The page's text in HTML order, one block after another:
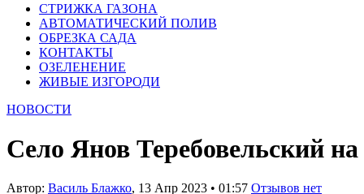
СТРИЖКА ГАЗОНА
АВТОМАТИЧЕСКИЙ ПОЛИВ
ОБРЕЗКА САДА
КОНТАКТЫ
ОЗЕЛЕНЕНИЕ
ЖИВЫЕ ИЗГОРОДИ
НОВОСТИ
Село Янов Теребовельский
Автор: Василь Блажко, 13 Апр 2023 • 01:57 Отзывов нет